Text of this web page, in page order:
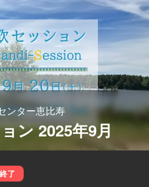
ンター恵比寿
ン 2025年9月
終了